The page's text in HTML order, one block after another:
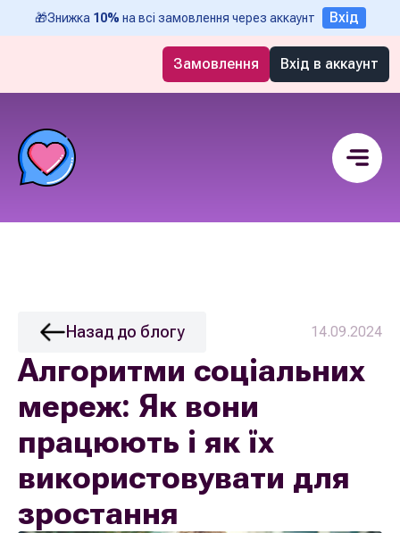
🎁Знижка 10% на всі замовлення через аккаунт Вхід
Замовлення Вхід в аккаунт
Назад до блогу 14.09.2024
Алгоритми соціальних
мереж: Як вони
працюють і як їх
використовувати для
зростання